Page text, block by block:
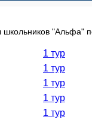
"Альфа"
1 тур
1 тур
1 тур
1 тур
1 тур